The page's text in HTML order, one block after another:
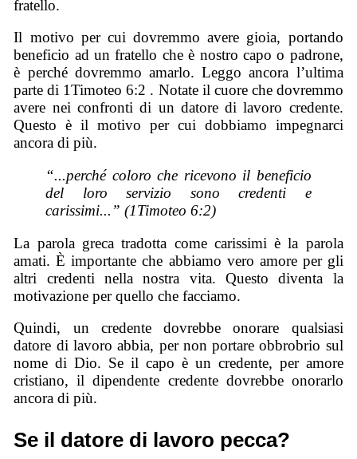
fratello.
Il motivo per cui dovremmo avere gioia, portando
beneficio ad un fratello che è nostro capo o padrone,
è perché dovremmo amarlo. Leggo ancora l’ultima
parte di 1Timoteo 6:2 . Notate il cuore che dovremmo
avere nei confronti di un datore di lavoro credente.
Questo è il motivo per cui dobbiamo impegnarci
ancora di più.
“...perché coloro che ricevono il beneficio
del loro servizio sono credenti e
carissimi...”(1Timoteo 6:2)
La parola greca tradotta come carissimi è la parola
amati. È importante che abbiamo vero amore per gli
altri credenti nella nostra vita. Questo diventa la
motivazione per quello che facciamo.
Quindi, un credente dovrebbe onorare qualsiasi
datore di lavoro abbia, per non portare obbrobrio sul
nome di Dio. Se il capo è un credente, per amore
cristiano, il dipendente credente dovrebbe onorarlo
ancora di più.
Se il datore di lavoro pecca?